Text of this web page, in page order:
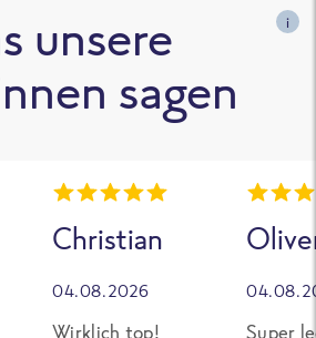
unsere
sagen
i
Christian
04.08.2026
Wirklich top!
Super